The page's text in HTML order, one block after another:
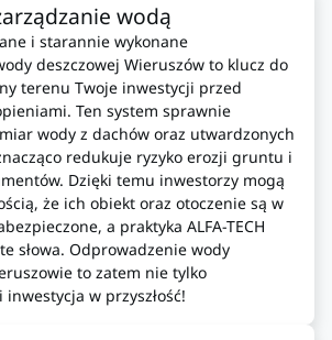
wodą
i starannie wykonane
deszczowej Wieruszów to klucz do
terenu Twoje inwestycji przed
Ten system sprawnie
wody z dachów oraz utwardzonych
redukuje ryzyko erozji gruntu i
Dzięki temu inwestorzy mogą
że ich obiekt oraz otoczenie są w
a praktyka ALFA-TECH
słowa. Odprowadzenie wody
to zatem nie tylko
w przyszłość!